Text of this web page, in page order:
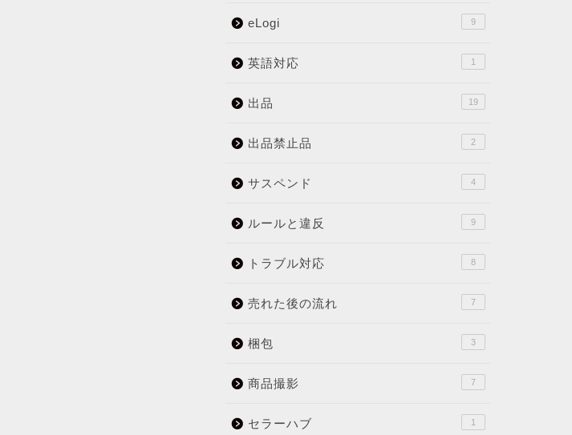
eLogi 9
英語対応 1
出品 19
出品禁止品 2
サスペンド 4
ルールと違反 9
トラブル対応 8
売れた後の流れ 7
梱包 3
商品撮影 7
セラーハブ 1